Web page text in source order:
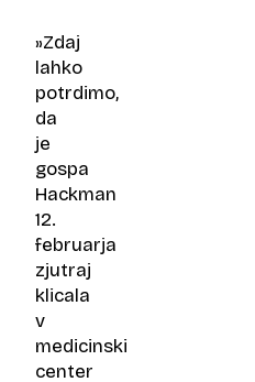
»Zdaj
lahko
potrdimo,
da
je
gospa
Hackman
12.
februarja
zjutraj
klicala
v
medicinski
center